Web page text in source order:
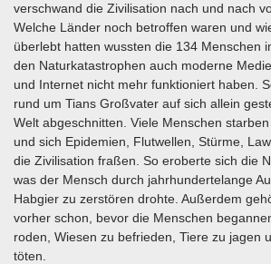
verschwand die Zivilisation nach und nach
Welche Länder noch betroffen waren und
überlebt hatten wussten die 134 Menschen
den Naturkatastrophen auch moderne
und Internet nicht mehr funktioniert haben.
rund um Tians Großvater auf sich allein
Welt abgeschnitten. Viele Menschen
und sich Epidemien, Flutwellen, Stürme,
die Zivilisation fraßen. So eroberte sich die
was der Mensch durch jahrhundertelange
Habgier zu zerstören drohte. Außerdem
vorher schon, bevor die Menschen
roden, Wiesen zu befrieden, Tiere zu jagen
töten.